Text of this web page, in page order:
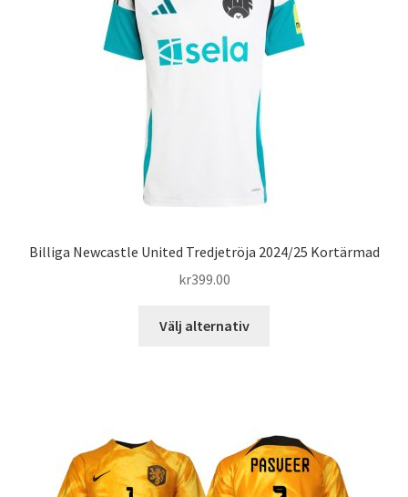
alternativen
kan
väljas
Billiga Newcastle United Tredjetröja 2024/25 Kortärmad
kr399.00
Välj alternativ
De
olika